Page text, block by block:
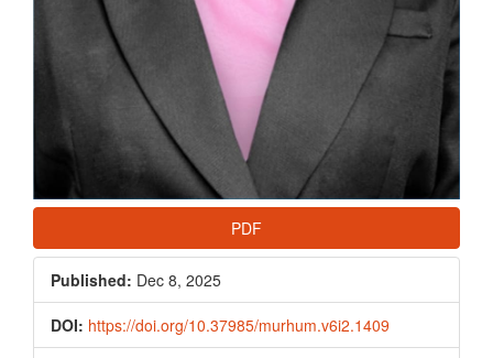
PDF
Published: Dec 8, 2025
DOI: https://doi.org/10.37985/murhum.v6i2.1409